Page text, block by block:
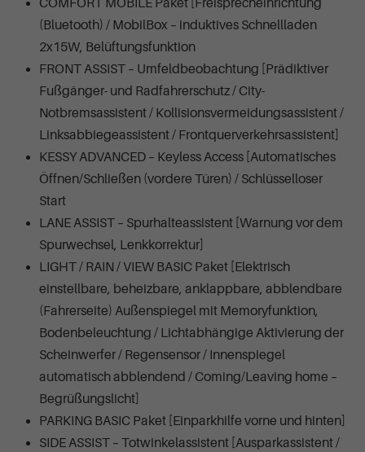
COMFORT MOBILE Paket [Freisprecheinrichtung
(Bluetooth) / MobilBox – induktives Schnellladen
2x15W, Belüftungsfunktion
FRONT ASSIST – Umfeldbeobachtung [Prädiktiver
Fußgänger- und Radfahrerschutz / City-
Notbremsassistent / Kollisionsvermeidungsassistent /
Linksabbiegeassistent / Frontquerverkehrsassistent]
KESSY ADVANCED – Keyless Access [Automatisches
Öffnen/Schließen (vordere Türen) / Schlüsselloser
Start
LANE ASSIST – Spurhalteassistent [Warnung vor dem
Spurwechsel, Lenkkorrektur]
LIGHT / RAIN / VIEW BASIC Paket [Elektrisch
einstellbare, beheizbare, anklappbare, abblendbare
(Fahrerseite) Außenspiegel mit Memoryfunktion,
Bodenbeleuchtung / Lichtabhängige Aktivierung der
Scheinwerfer / Regensensor / Innenspiegel
automatisch abblendend / Coming/Leaving home –
Begrüßungslicht]
PARKING BASIC Paket [Einparkhilfe vorne und hinten]
SIDE ASSIST – Totwinkelassistent [Ausparkassistent /